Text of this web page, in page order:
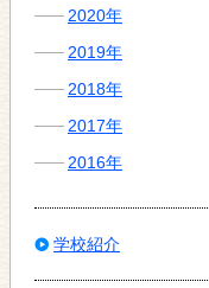
2020年
2019年
2018年
2017年
2016年
学校紹介